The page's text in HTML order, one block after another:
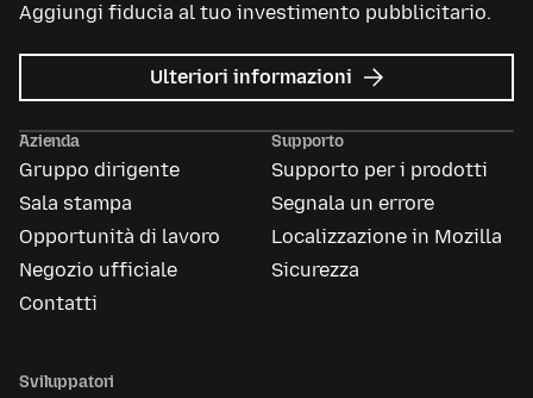
Aggiungi fiducia al tuo investimento pubblicitario.
Ulteriori informazioni su
Mozilla
Azienda
Gruppo dirigente
Sala stampa
Opportunità di lavoro
Negozio ufficiale
Contatti
Supporto
Supporto per i prodotti
Segnala un errore
Localizzazione in Mozilla
Sicurezza
Sviluppatori